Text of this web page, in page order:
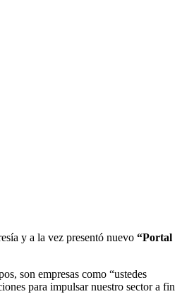
y a la vez presentó nuevo “Portal
son empresas como “ustedes
para impulsar nuestro sector a fin